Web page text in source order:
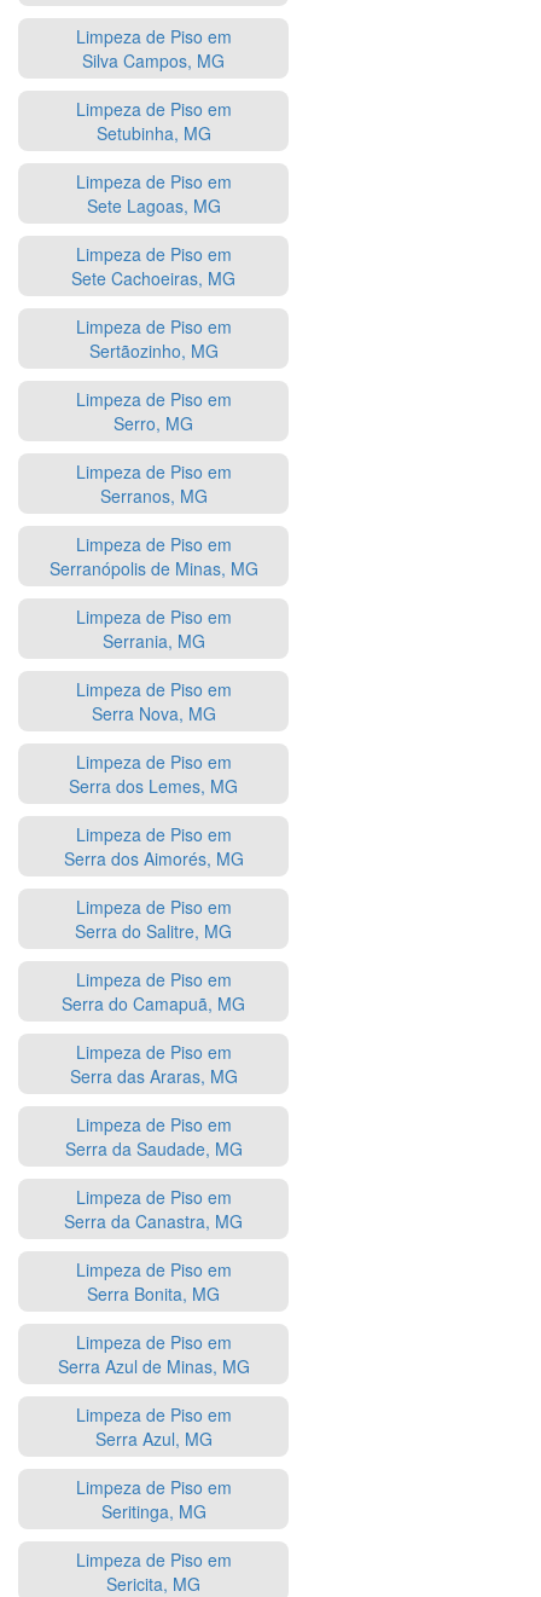
Limpeza de Piso em
Silva Campos, MG
Limpeza de Piso em
Setubinha, MG
Limpeza de Piso em
Sete Lagoas, MG
Limpeza de Piso em
Sete Cachoeiras, MG
Limpeza de Piso em
Sertãozinho, MG
Limpeza de Piso em
Serro, MG
Limpeza de Piso em
Serranos, MG
Limpeza de Piso em
Serranópolis de Minas, MG
Limpeza de Piso em
Serrania, MG
Limpeza de Piso em
Serra Nova, MG
Limpeza de Piso em
Serra dos Lemes, MG
Limpeza de Piso em
Serra dos Aimorés, MG
Limpeza de Piso em
Serra do Salitre, MG
Limpeza de Piso em
Serra do Camapuã, MG
Limpeza de Piso em
Serra das Araras, MG
Limpeza de Piso em
Serra da Saudade, MG
Limpeza de Piso em
Serra da Canastra, MG
Limpeza de Piso em
Serra Bonita, MG
Limpeza de Piso em
Serra Azul de Minas, MG
Limpeza de Piso em
Serra Azul, MG
Limpeza de Piso em
Seritinga, MG
Limpeza de Piso em
Sericita, MG